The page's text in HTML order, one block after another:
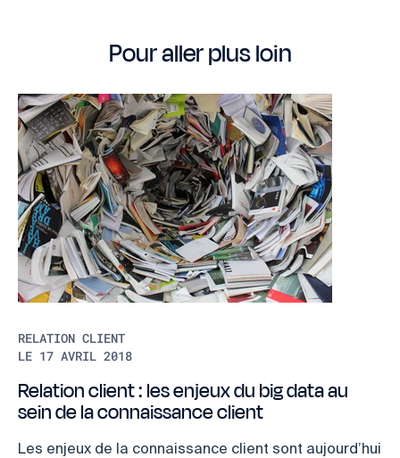
Pour aller plus loin
RELATION CLIENT
LE 17 AVRIL 2018
Relation client : les enjeux du big data au
sein de la connaissance client
Les enjeux de la connaissance client sont aujourd’hui